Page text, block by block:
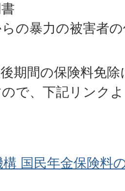
の暴力の被害者
期間の保険料免
で、下記リンク
構 国民年金保険料